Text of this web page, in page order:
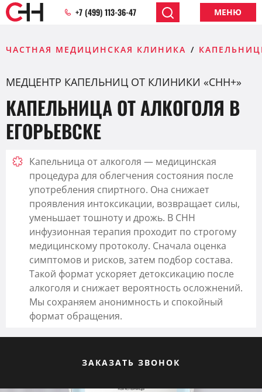
+7 (499) 113-36-47 МЕНЮ
ЧАСТНАЯ МЕДИЦИНСКАЯ КЛИНИКА
МЕДЦЕНТР КАПЕЛЬНИЦ ОТ КЛИНИКИ «CHH+»
КАПЕЛЬНИЦА ОТ АЛКОГОЛЯ В
ЕГОРЬЕВСКЕ
Капельница от алкоголя — медицинская
процедура для облегчения состояния после
употребления спиртного. Она снижает
проявления интоксикации, возвращает силы,
уменьшает тошноту и дрожь. В CHH
инфузионная терапия проходит по строгому
медицинскому протоколу. Сначала оценка
симптомов и рисков, затем подбор состава.
Такой формат ускоряет детоксикацию после
алкоголя и снижает вероятность осложнений.
Мы сохраняем анонимность и спокойный
формат обращения.
ЗАКАЗАТЬ ЗВОНОК